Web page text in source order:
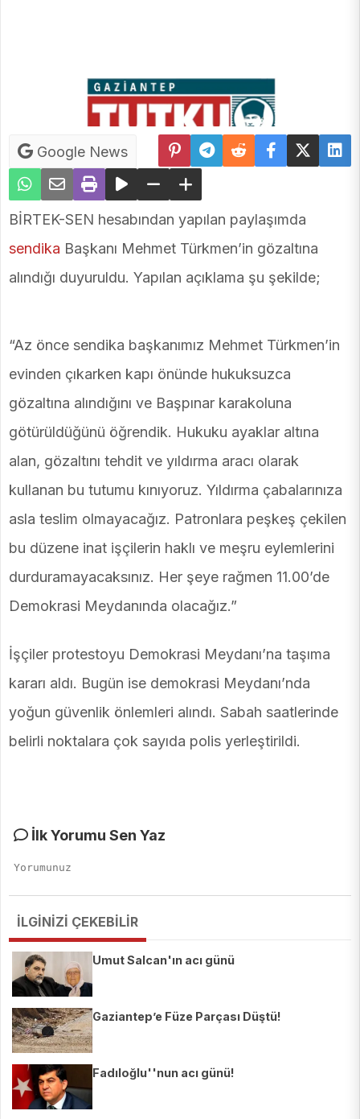
Google News
BİRTEK-SEN hesabından yapılan paylaşımda
sendika Başkanı Mehmet Türkmen’in gözaltına
alındığı duyuruldu. Yapılan açıklama şu şekilde;
“Az önce sendika başkanımız Mehmet Türkmen’in
evinden çıkarken kapı önünde hukuksuzca
gözaltına alındığını ve Başpınar karakoluna
götürüldüğünü öğrendik. Hukuku ayaklar altına
alan, gözaltını tehdit ve yıldırma aracı olarak
kullanan bu tutumu kınıyoruz. Yıldırma çabalarınıza
asla teslim olmayacağız. Patronlara peşkeş çekilen
bu düzene inat işçilerin haklı ve meşru eylemlerini
durduramayacaksınız. Her şeye rağmen 11.00’de
Demokrasi Meydanında olacağız.”
İşçiler protestoyu Demokrasi Meydanı’na taşıma
kararı aldı. Bugün ise demokrasi Meydanı’nda
yoğun güvenlik önlemleri alındı. Sabah saatlerinde
belirli noktalara çok sayıda polis yerleştirildi.
İlk Yorumu Sen Yaz
İLGİNİZİ ÇEKEBİLİR
Umut Salcan'ın acı günü
Gaziantep’e Füze Parçası Düştü!
Fadıloğlu''nun acı günü!